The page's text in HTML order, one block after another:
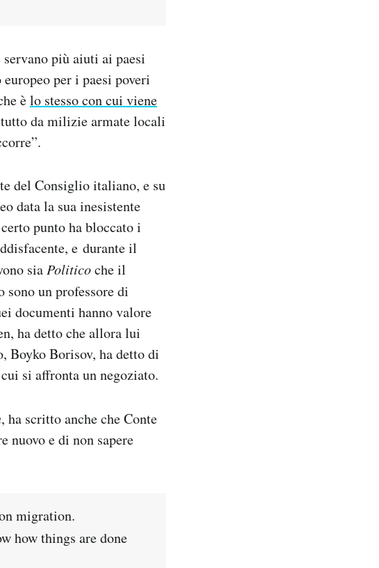
più aiuti ai paesi
per i paesi poveri
èlo stesso con cui viene
da milizie armate locali
del Consiglio italiano, e su
data la sua inesistente
punto ha bloccato i
e durante il
siaPoliticoche il
sono un professore di
documenti hanno valore
ha detto che allora lui
Boyko Borisov, ha detto di
si affronta un negoziato.
, ha scritto anche che Conte
nuovo e di non sapere
migration.
how things are done